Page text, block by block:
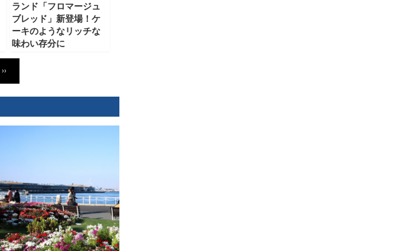
ランド「フロマージュ
ブレッド」新登場！ケ
ーキのようなリッチな
味わい存分に
››